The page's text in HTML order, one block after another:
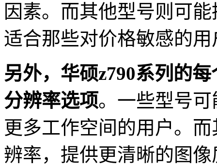
因素。而其他型号则可
适合那些对价格敏感的用
另外，华硕z790系列的
分辨率选项。一些型号
更多工作空间的用户。
辨率，提供更清晰的图